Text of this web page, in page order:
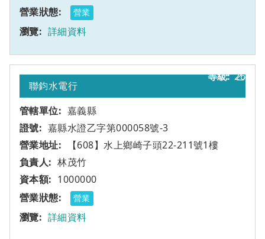
營業
詳細資料
26
聯鈞水電行
嘉義縣
嘉縣水證乙字第000058號-3
【608】水上鄉崎子頭22-211號1樓
乙
林茂竹
1000000
營業
詳細資料